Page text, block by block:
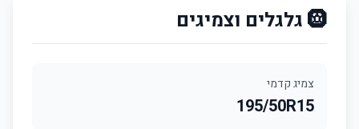
🛞 גלגלים וצמיגים
צמיג קדמי
195/50R15